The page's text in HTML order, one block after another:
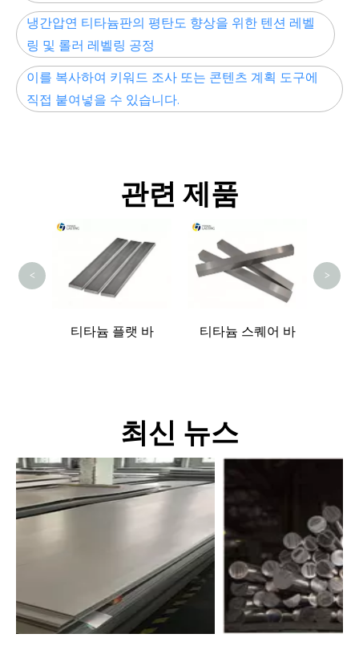
냉간압연 티타늄판의 평탄도 향상을 위한 텐션 레벨
링 및 롤러 레벨링 공정
이를 복사하여 키워드 조사 또는 콘텐츠 계획 도구에
직접 붙여넣을 수 있습니다.
관련 제품
티타늄 플랫 바 티타늄 스퀘어 바
< >
최신 뉴스